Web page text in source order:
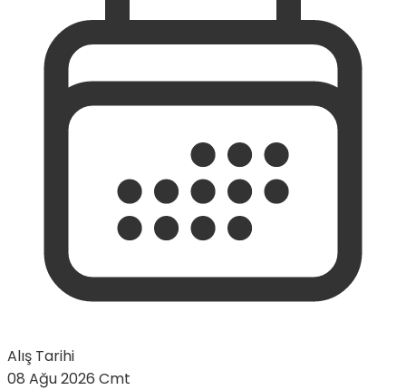
Alış Tarihi
08 Ağu 2026 Cmt